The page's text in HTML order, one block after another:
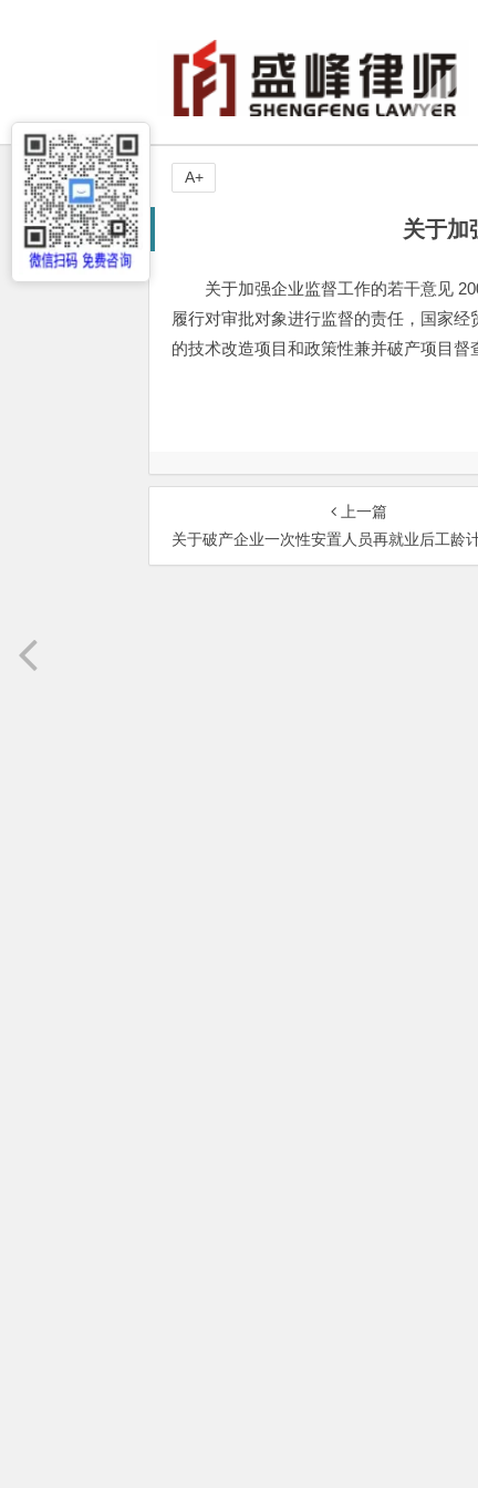
关于加
关于加强企业监督工作的若干意见
履行对审批对象进行监督的责任，国家
的技术改造项目和政策性兼并破产项目
A+
上一篇
关于破产企业一次性安置人员再就业后工龄计算问